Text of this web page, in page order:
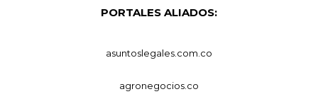
PORTALES ALIADOS:
asuntoslegales.com.co
agronegocios.co